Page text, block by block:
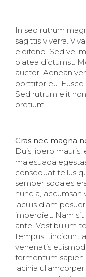
In sed rutrum
sagittis viverra.
eleifend. Sed vel
platea dictumst.
auctor. Aenean
porttitor eu. Fusce
Sed rutrum elit
pretium.
Cras nec magna
Duis libero
malesuada
consequat tellus
semper sodales
nunc a, accumsan
iaculis diam
imperdiet. Nam sit
ante. Vestibulum
tempus, tincidunt
venenatis
fermentum sapien
lacinia